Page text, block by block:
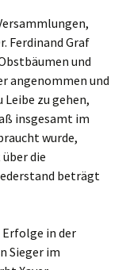
Ferdinand Graf
und
angenommen und
zu gehen,
insgesamt im
wurde,
die
beträgt
Erfolge in der
Sieger im